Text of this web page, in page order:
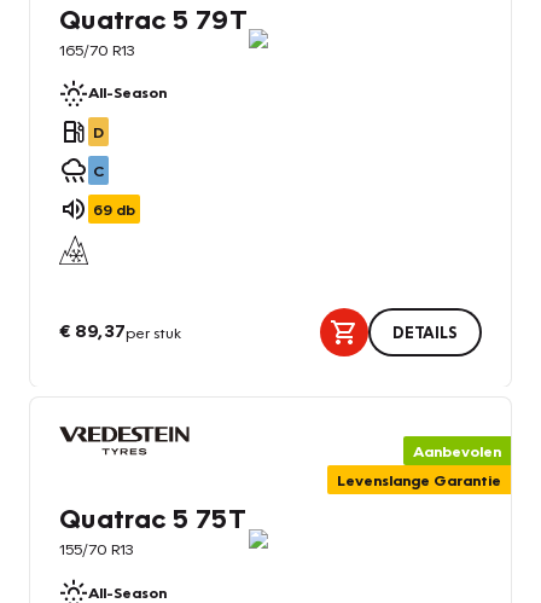
Quatrac 5 79T
165/70 R13
All-Season
D
C
69 db
€ 89,37per stuk DETAILS
Aanbevolen
Levenslange Garantie
Quatrac 5 75T
155/70 R13
All-Season